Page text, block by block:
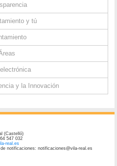
y tú
y la Innovación
(Castelló)
547 032
real.es
notificaciones: notificaciones@vila-real.es